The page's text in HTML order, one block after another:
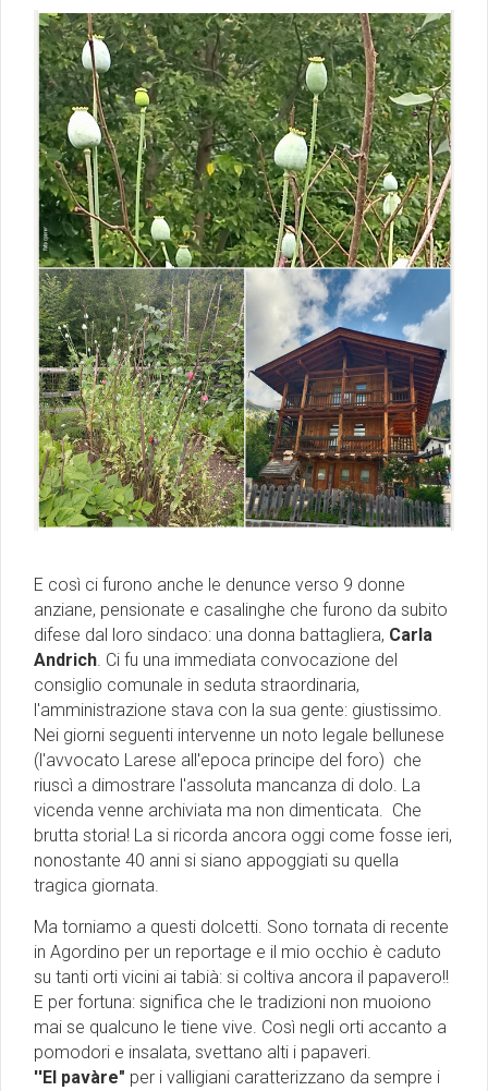
E così ci furono anche le denunce verso 9 donne
anziane, pensionate e casalinghe che furono da subito
difese dal loro sindaco: una donna battagliera, Carla
Andrich. Ci fu una immediata convocazione del
consiglio comunale in seduta straordinaria,
l'amministrazione stava con la sua gente: giustissimo.
Nei giorni seguenti intervenne un noto legale bellunese
(l'avvocato Larese all'epoca principe del foro) che
riuscì a dimostrare l'assoluta mancanza di dolo. La
vicenda venne archiviata ma non dimenticata. Che
brutta storia! La si ricorda ancora oggi come fosse ieri,
nonostante 40 anni si siano appoggiati su quella
tragica giornata.
Ma torniamo a questi dolcetti. Sono tornata di recente
in Agordino per un reportage e il mio occhio è caduto
su tanti orti vicini ai tabià: si coltiva ancora il papavero!!
E per fortuna: significa che le tradizioni non muoiono
mai se qualcuno le tiene vive. Così negli orti accanto a
pomodori e insalata, svettano alti i papaveri.
''El pavàre" per i valligiani caratterizzano da sempre i